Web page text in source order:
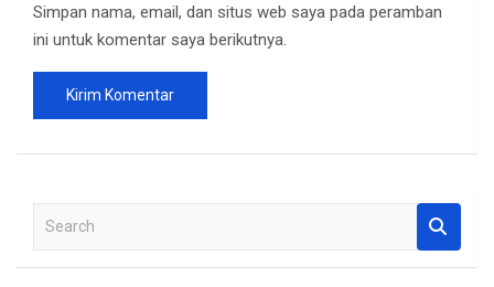
Simpan nama, email, dan situs web saya pada peramban
ini untuk komentar saya berikutnya.
a